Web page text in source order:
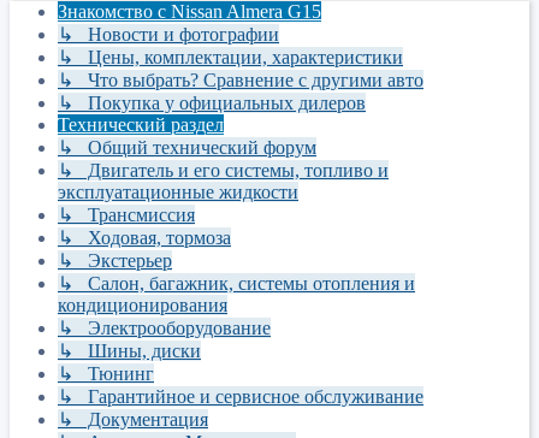
Знакомство с Nissan Almera G15
↳ Новости и фотографии
↳ Цены, комплектации, характеристики
↳ Что выбрать? Сравнение с другими авто
↳ Покупка у официальных дилеров
Технический раздел
↳ Общий технический форум
↳ Двигатель и его системы, топливо и
эксплуатационные жидкости
↳ Трансмиссия
↳ Ходовая, тормоза
↳ Экстерьер
↳ Салон, багажник, системы отопления и
кондиционирования
↳ Электрооборудование
↳ Шины, диски
↳ Тюнинг
↳ Гарантийное и сервисное обслуживание
↳ Документация